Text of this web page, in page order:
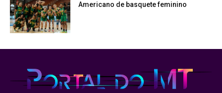
Americano de basquete feminino